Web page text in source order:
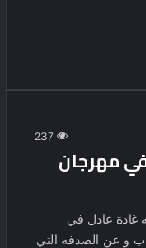
237
مهرجان
غادة عادل في
و عن الصدفه التي